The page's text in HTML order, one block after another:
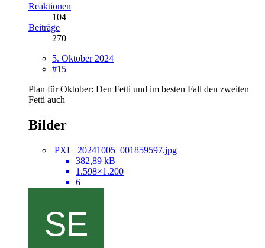
Reaktionen
104
Beiträge
270
5. Oktober 2024
#15
Plan für Oktober: Den Fetti und im besten Fall den zweiten
Fetti auch
Bilder
PXL_20241005_001859597.jpg
382,89 kB
1.598×1.200
6